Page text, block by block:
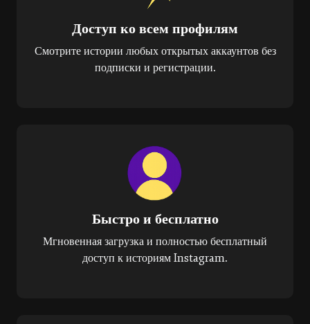
Доступ ко всем профилям
Смотрите истории любых открытых аккаунтов без
подписки и регистрации.
Быстро и бесплатно
Мгновенная загрузка и полностью бесплатный
доступ к историям Instagram.